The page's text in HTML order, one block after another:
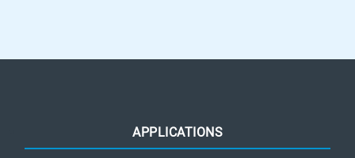
APPLICATIONS